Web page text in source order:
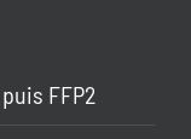
FFP2